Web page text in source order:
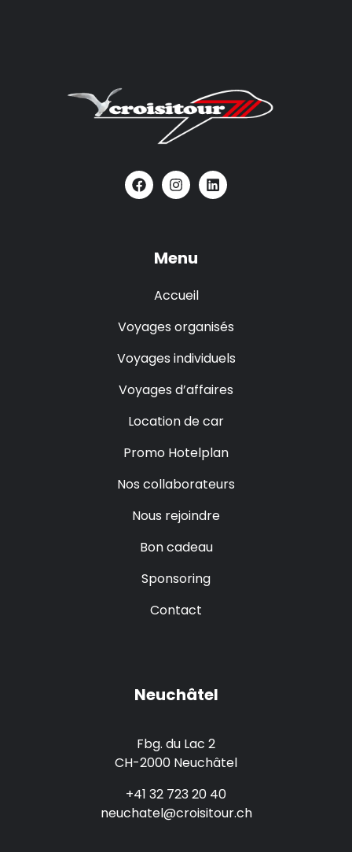
Menu
Accueil
Voyages organisés
Voyages individuels
Voyages d’affaires
Location de car
Promo Hotelplan
Nos collaborateurs
Nous rejoindre
Bon cadeau
Sponsoring
Contact
Neuchâtel
Fbg. du Lac 2
CH-2000 Neuchâtel
+41 32 723 20 40
neuchatel@croisitour.ch